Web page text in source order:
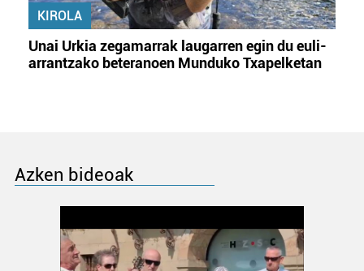
KIROLA
Unai Urkia zegamarrak laugarren egin du euli-
arrantzako beteranoen Munduko Txapelketan
Azken bideoak